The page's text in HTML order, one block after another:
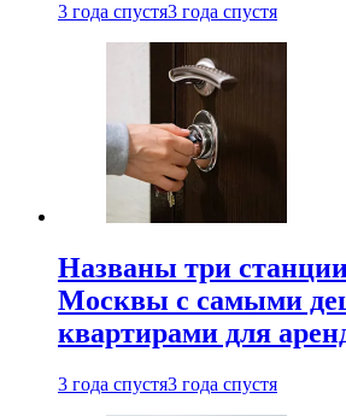
3 года спустя3 года спустя
Названы три
Москвы с самыми
квартирами для
3 года спустя3 года спустя